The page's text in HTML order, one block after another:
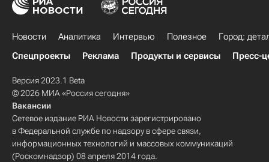
Новости Аналитика Интервью Полезное
Город:
Спецпроекты
Реклама Продукты и сервисы Пресс-
Версия 2023.1 Beta
© 2026 МИА «Россия сегодня»
Вакансии
Сетевое издание РИА Новости зарегистрировано
в Федеральной службе по надзору в сфере связи,
информационных технологий и массовых коммуникаций
(Роскомнадзор) 08 апреля 2014 года.